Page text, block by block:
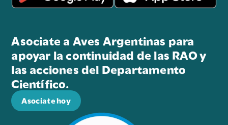
Asociate a Aves Argentinas para
apoyar la continuidad de las RAO y
las acciones del Departamento
Científico.
Asociate hoy